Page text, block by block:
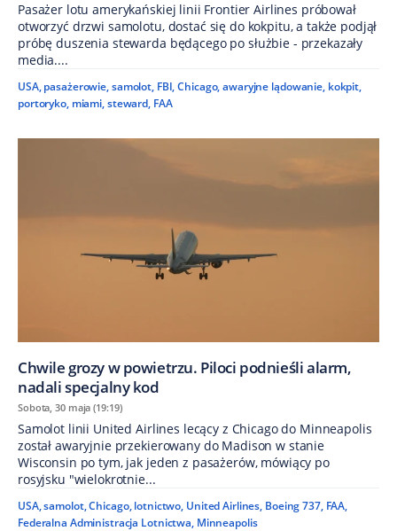
Pasażer lotu amerykańskiej linii Frontier Airlines próbował
otworzyć drzwi samolotu, dostać się do kokpitu, a także podjął
próbę duszenia stewarda będącego po służbie - przekazały
media....
USA, pasażerowie,samolot, FBI,Chicago,awaryjne lądowanie, kokpit,
portoryko, miami,steward, FAA
Chwile grozy w powietrzu. Piloci podnieśli alarm,
nadali specjalny kod
Sobota, 30 maja (19:19)
Samolot linii United Airlines lecący z Chicago do Minneapolis
został awaryjnie przekierowany do Madison w stanie
Wisconsin po tym, jak jeden z pasażerów, mówiący po
rosyjsku "wielokrotnie...
USA,samolot,Chicago, lotnictwo, United Airlines, Boeing 737, FAA,
Federalna Administracja Lotnictwa, Minneapolis